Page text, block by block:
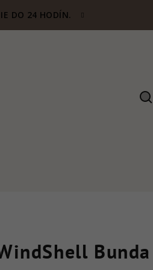
DO 24 HODÍN.
Bunda